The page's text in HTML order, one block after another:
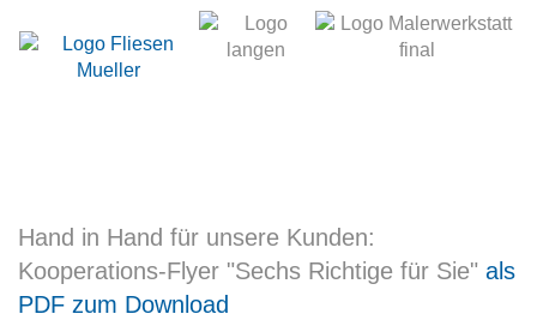
Hand in Hand für unsere Kunden:
Kooperations-Flyer "Sechs Richtige für Sie" als
PDF zum Download